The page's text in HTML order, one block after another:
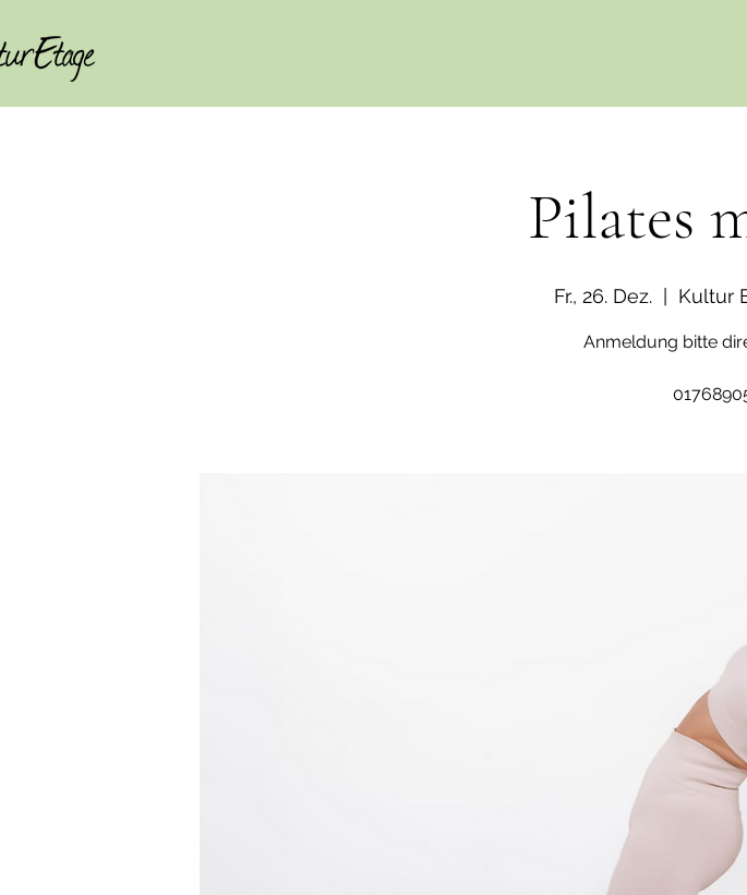
Pilates
Fr., 26. Dez. Kultur
Anmeldung bitte